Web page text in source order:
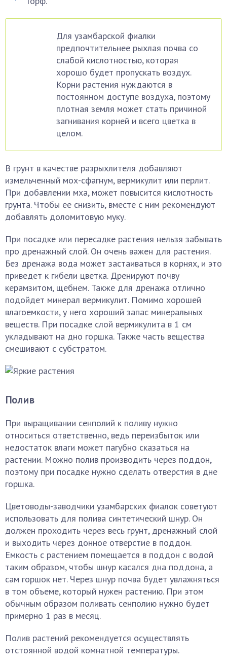
Для узамбарской фиалки
предпочтительнее рыхлая почва со
слабой кислотностью, которая
хорошо будет пропускать воздух.
Корни растения нуждаются в
постоянном доступе воздуха, поэтому
плотная земля может стать причиной
загнивания корней и всего цветка в
целом.
В грунт в качестве разрыхлителя добавляют
измельченный мох-сфагнум, вермикулит или перлит.
При добавлении мха, может повысится кислотность
грунта. Чтобы ее снизить, вместе с ним рекомендуют
добавлять доломитовую муку.
При посадке или пересадке растения нельзя забывать
про дренажный слой. Он очень важен для растения.
Без дренажа вода может застаиваться в корнях, и это
приведет к гибели цветка. Дренируют почву
керамзитом, щебнем. Также для дренажа отлично
подойдет минерал вермикулит. Помимо хорошей
влагоемкости, у него хороший запас минеральных
веществ. При посадке слой вермикулита в 1 см
укладывают на дно горшка. Также часть вещества
смешивают с субстратом.
Полив
При выращивании сенполий к поливу нужно
относиться ответственно, ведь переизбыток или
недостаток влаги может пагубно сказаться на
растении. Можно полив производить через поддон,
поэтому при посадке нужно сделать отверстия в дне
горшка.
Цветоводы-заводчики узамбарских фиалок советуют
использовать для полива синтетический шнур. Он
должен проходить через весь грунт, дренажный слой
и выходить через донное отверстие в поддон.
Емкость с растением помещается в поддон с водой
таким образом, чтобы шнур касался дна поддона, а
сам горшок нет. Через шнур почва будет увлажняться
в том объеме, который нужен растению. При этом
обычным образом поливать сенполию нужно будет
примерно 1 раз в месяц.
Полив растений рекомендуется осуществлять
отстоянной водой комнатной температуры.